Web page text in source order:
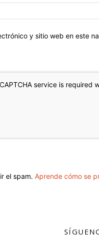
y sitio web en este
service is required
el spam. Aprende cómo se